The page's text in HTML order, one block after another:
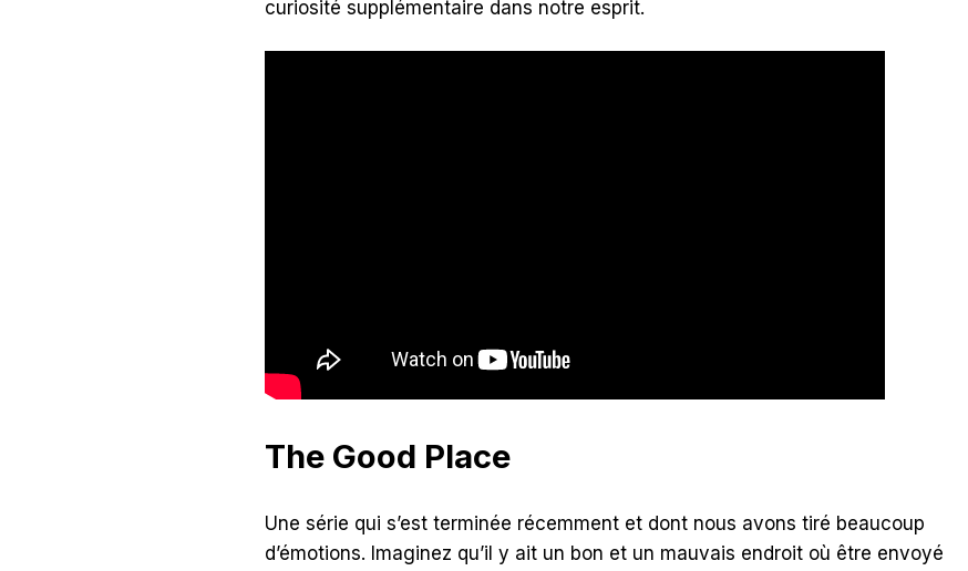
curiosité supplémentaire dans notre esprit.
The Good Place
Une série qui s’est terminée récemment et dont nous avons tiré beaucoup
d’émotions. Imaginez qu’il y ait un bon et un mauvais endroit où être envoyé